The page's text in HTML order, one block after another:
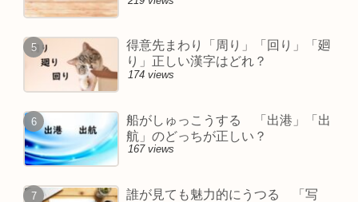
得意先まわり「周り」「回り」「廻
り」正しい漢字はどれ？
174 views
船がしゅっこうする 「出港」「出
航」のどっちが正しい？
167 views
誰が見ても魅力的にうつる 「写